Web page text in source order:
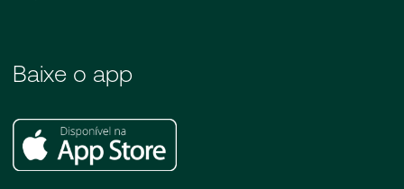
Baixe o app
Apple